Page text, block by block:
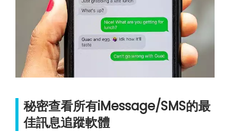
秘密查看所有iMessage/SMS的最
佳訊息追蹤軟體